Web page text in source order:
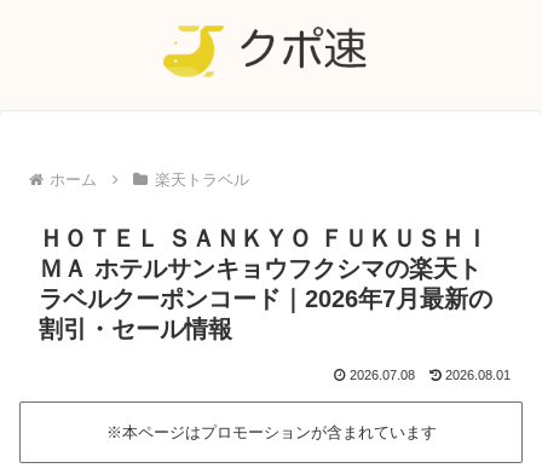
ホーム 楽天トラベル
ＨＯＴＥＬ ＳＡＮＫＹＯ ＦＵＫＵＳＨＩ
ＭＡ ホテルサンキョウフクシマの楽天ト
ラベルクーポンコード｜2026年7月最新の
割引・セール情報
2026.07.08 2026.08.01
※本ページはプロモーションが含まれています